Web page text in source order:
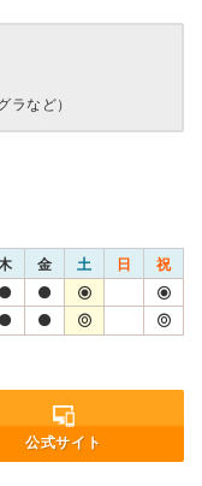
ラなど）
金 土 日 祝
公式サイト